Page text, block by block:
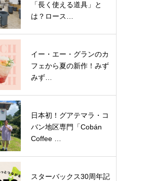
「長く使える道具」と
は？ロース…
イー・エー・グランのカ
フェから夏の新作！みず
みず…
日本初！グアテマラ・コ
バン地区専門「Cobán
Coffee …
スターバックス30周年記